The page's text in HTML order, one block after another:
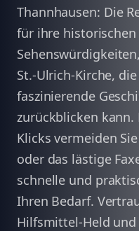
Thannhausen: Die
für ihre historischen
St.-Ulrich-Kirche,
faszinierende
zurückblicken
Klicks vermeiden
oder das lästige
schnelle und
Ihren Bedarf.
Hilfsmittel-Held und